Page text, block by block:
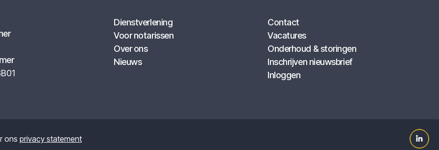
Dienstverlening
Voor notarissen
Over ons
Nieuws
Contact
Vacatures
Onderhoud & storingen
Inschrijven nieuwsbrief
Inloggen
ons privacy statement